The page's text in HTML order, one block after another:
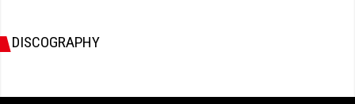
DISCOGRAPHY